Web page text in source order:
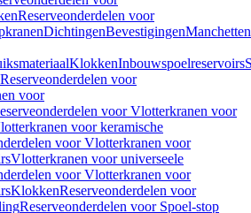
Reserveonderdelen voor
DichtingenBevestigingenManchetten
KlokkenInbouwspoelreservoirs
Reserveonderdelen voor
voor
voor Vlotterkranen voor
voor keramische
voor Vlotterkranen voor
Vlotterkranen voor universeele
voor Vlotterkranen voor
KlokkenReserveonderdelen voor
Reserveonderdelen voor Spoel-stop